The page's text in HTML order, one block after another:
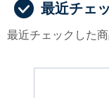
最近チェ
最近チェックした商